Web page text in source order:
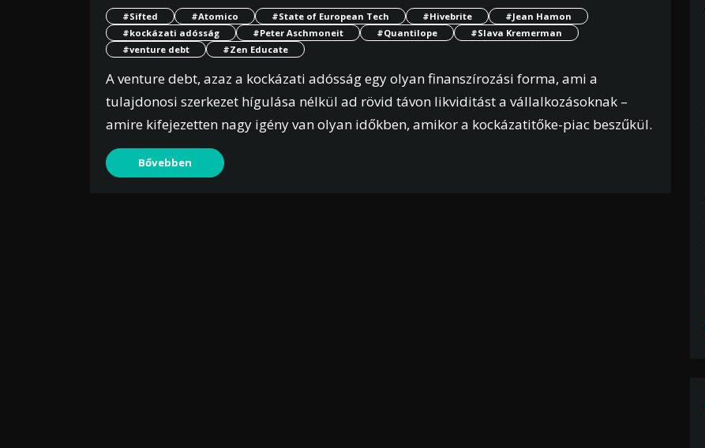
#Sifted #Atomico #State of European Tech #Hivebrite
#Jean Hamon
#kockázati adósság
#Peter Aschmoneit #Quantilope
#Slava Kremerman
#venture debt
#Zen Educate
A venture debt, azaz a kockázati adósság egy olyan finanszírozási forma, ami a
tulajdonosi szerkezet hígulása nélkül ad rövid távon likviditást a vállalkozásoknak –
amire kifejezetten nagy igény van olyan időkben, amikor a kockázatitőke-piac beszűkül.
Bővebben